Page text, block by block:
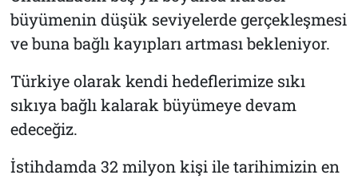
büyümenin düşük seviyelerde gerçekleşmesi
ve buna bağlı kayıpları artması bekleniyor.
Türkiye olarak kendi hedeflerimize sıkı
sıkıya bağlı kalarak büyümeye devam
edeceğiz.
İstihdamda 32 milyon kişi ile tarihimizin en